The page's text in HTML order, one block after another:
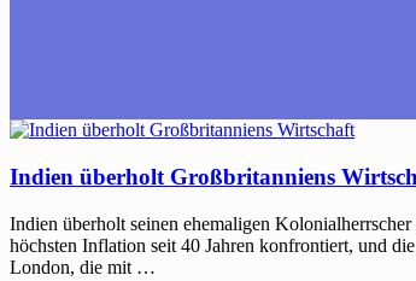
Indien überholt Großbritanniens
Indien überholt seinen ehemaligen
höchsten Inflation seit 40 Jahren konfrontiert, und
London, die mit …